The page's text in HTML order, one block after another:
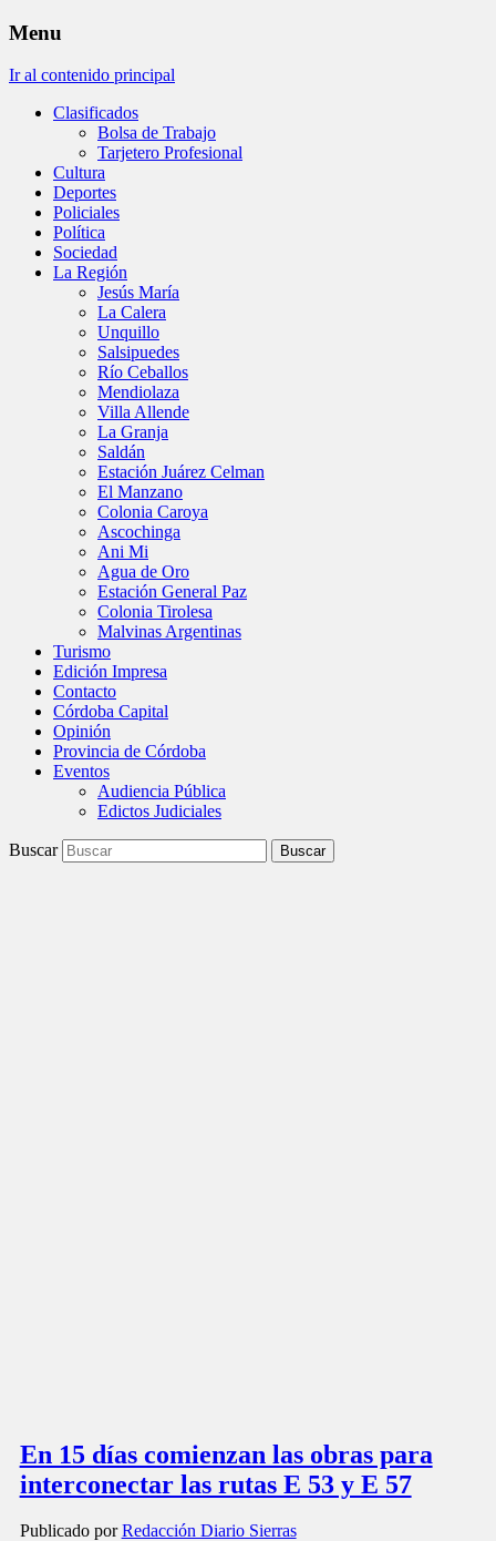
Menu
Ir al contenido principal
Clasificados
Bolsa de Trabajo
Tarjetero Profesional
Cultura
Deportes
Policiales
Política
Sociedad
La Región
Jesús María
La Calera
Unquillo
Salsipuedes
Río Ceballos
Mendiolaza
Villa Allende
La Granja
Saldán
Estación Juárez Celman
El Manzano
Colonia Caroya
Ascochinga
Ani Mi
Agua de Oro
Estación General Paz
Colonia Tirolesa
Malvinas Argentinas
Turismo
Edición Impresa
Contacto
Córdoba Capital
Opinión
Provincia de Córdoba
Eventos
Audiencia Pública
Edictos Judiciales
Buscar
En 15 días comienzan las obras para
interconectar las rutas E 53 y E 57
Publicado porRedacción Diario Sierras